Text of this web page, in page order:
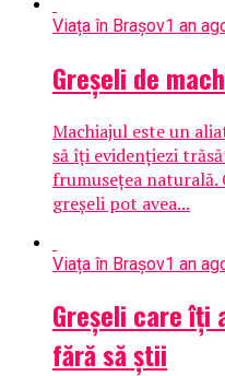
Viața în Brașov1 an
Greșeli de
Machiajul este un
să îți evidențiezi
frumusețea naturală.
greșeli pot avea...
Viața în Brașov1 an
Greșeli care îți
fără să știi